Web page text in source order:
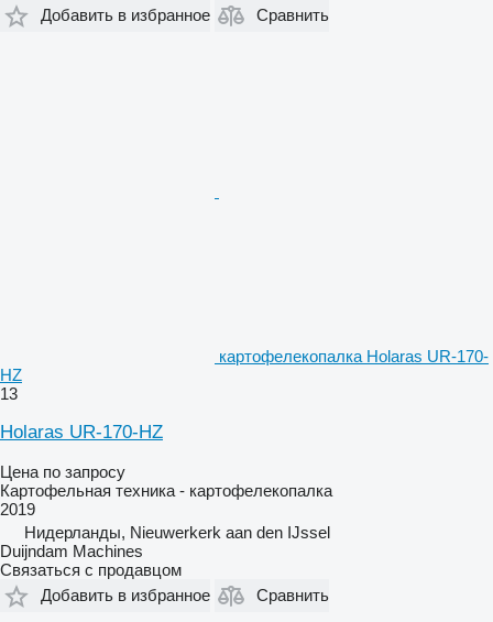
Добавить в избранное
Сравнить
картофелекопалка Holaras UR-170-
HZ
13
Holaras UR-170-HZ
Цена по запросу
Картофельная техника - картофелекопалка
2019
Нидерланды, Nieuwerkerk aan den IJssel
Duijndam Machines
Связаться с продавцом
Добавить в избранное
Сравнить